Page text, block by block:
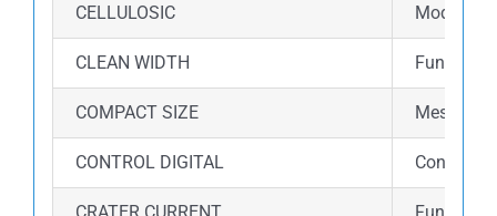
CELLULOSIC Mode
CLEAN WIDTH Fungsi
COMPACT SIZE Mesin las
CONTROL DIGITAL Control
CRATER CURRENT Fungsi